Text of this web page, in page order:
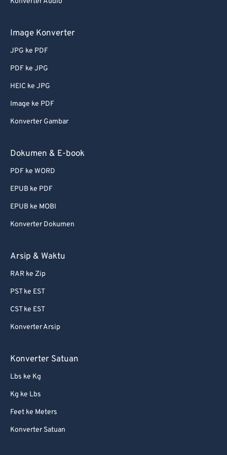
Image Konverter
JPG ke PDF
PDF ke JPG
HEIC ke JPG
Image ke PDF
Konverter Gambar
Dokumen & E-book
PDF ke WORD
EPUB ke PDF
EPUB ke MOBI
Konverter Dokumen
Arsip & Waktu
RAR ke Zip
PST ke EST
CST ke EST
Konverter Arsip
Konverter Satuan
Lbs ke Kg
Kg ke Lbs
Feet ke Meters
Konverter Satuan